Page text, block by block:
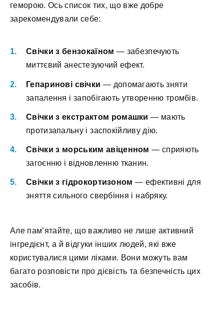
геморою. Ось список тих, що вже добре
зарекомендували себе:
Свічки з бензокаїном — забезпечують
миттєвий анестезуючий ефект.
Гепаринові свічки — допомагають зняти
запалення і запобігають утворенню тромбів.
Свічки з екстрактом ромашки — мають
протизапальну і заспокійливу дію.
Свічки з морським авіценном — сприяють
загоєнню і відновленню тканин.
Свічки з гідрокортизоном — ефективні для
зняття сильного свербіння і набряку.
Але пам’ятайте, що важливо не лише активний
інгредієнт, а й відгуки інших людей, які вже
користувалися цими ліками. Вони можуть вам
багато розповісти про дієвість та безпечність цих
засобів.